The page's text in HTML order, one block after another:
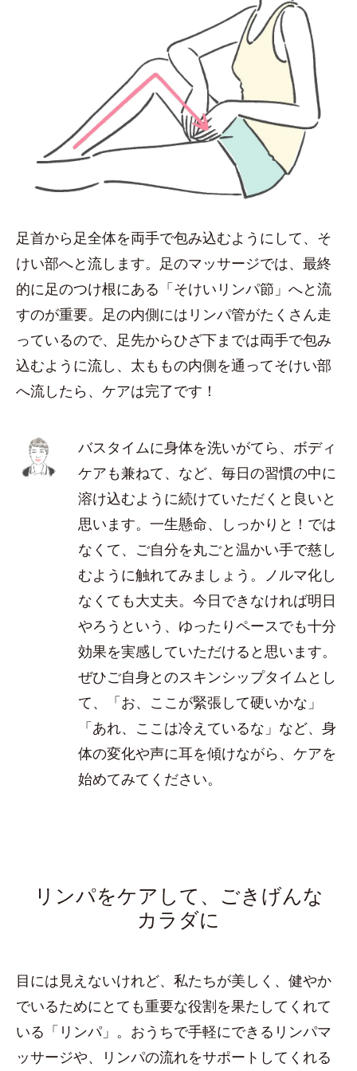
足首から足全体を両手で包み込むようにして、そ
けい部へと流します。足のマッサージでは、最終
的に足のつけ根にある「そけいリンパ節」へと流
すのが重要。足の内側にはリンパ管がたくさん走
っているので、足先からひざ下までは両手で包み
込むように流し、太ももの内側を通ってそけい部
へ流したら、ケアは完了です！
バスタイムに身体を洗いがてら、ボディ
ケアも兼ねて、など、毎日の習慣の中に
溶け込むように続けていただくと良いと
思います。一生懸命、しっかりと！では
なくて、ご自分を丸ごと温かい手で慈し
むように触れてみましょう。ノルマ化し
なくても大丈夫。今日できなければ明日
やろうという、ゆったりペースでも十分
効果を実感していただけると思います。
ぜひご自身とのスキンシップタイムとし
て、「お、ここが緊張して硬いかな」
「あれ、ここは冷えているな」など、身
体の変化や声に耳を傾けながら、ケアを
始めてみてください。
リンパをケアして、ごきげんな
カラダに
目には見えないけれど、私たちが美しく、健やか
でいるためにとても重要な役割を果たしてくれて
いる「リンパ」。おうちで手軽にできるリンパマ
ッサージや、リンパの流れをサポートしてくれる